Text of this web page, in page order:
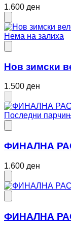
1.600 ден
Нема на залиха
Нов зимски
1.500 ден
Последни
ФИНАЛНА
1.600 ден
ФИНАЛНА